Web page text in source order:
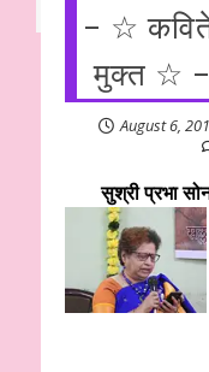
– ☆
मुक्त ☆ –
August 6,
सुश्री प्रभा